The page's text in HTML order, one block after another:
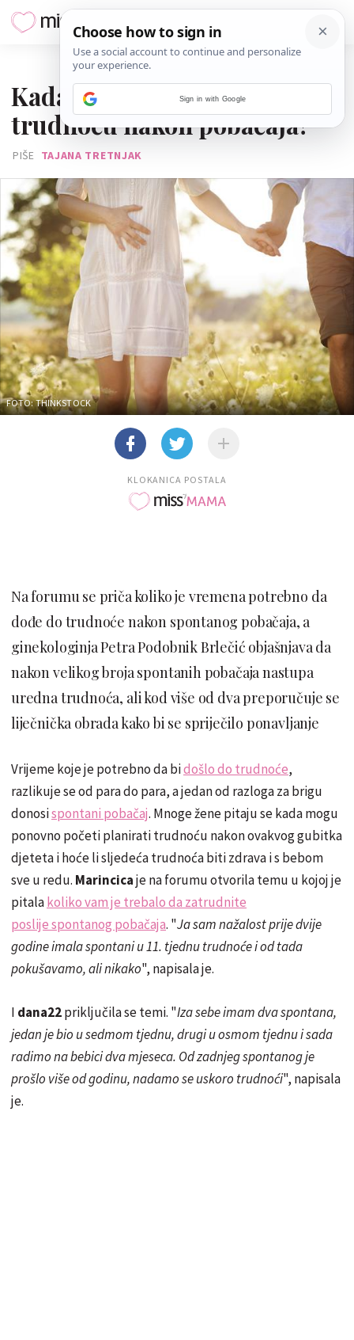
Kada je vrijeme za novu
trudnoću nakon pobačaja?
PIŠE TAJANA TRETNJAK
FOTO: THINKSTOCK
KLOKANICA POSTALA
Na forumu se priča koliko je vremena potrebno da
dođe do trudnoće nakon spontanog pobačaja, a
ginekologinja Petra Podobnik Brlečić objašnjava da
nakon velikog broja spontanih pobačaja nastupa
uredna trudnoća, ali kod više od dva preporučuje se
liječnička obrada kako bi se spriječilo ponavljanje
Vrijeme koje je potrebno da bidošlo do trudnoće,
razlikuje se od para do para, a jedan od razloga za brigu
donosispontani pobačaj. Mnoge žene pitaju se kada mogu
ponovno početi planirati trudnoću nakon ovakvog gubitka
djeteta i hoće li sljedeća trudnoća biti zdrava i s bebom
sve u redu. Marincicaje na forumu otvorila temu u kojoj je
pitalakoliko vam je trebalo da zatrudnite
poslije spontanog pobačaja. "Ja sam nažalost prije dvije
godine imala spontani u 11. tjednu trudnoće i od tada
pokušavamo, ali nikako", napisala je.
I dana22priključila se temi. "Iza sebe imam dva spontana,
jedan je bio u sedmom tjednu, drugi u osmom tjednu i sada
radimo na bebici dva mjeseca. Od zadnjeg spontanog je
prošlo više od godinu, nadamo se uskoro trudnoći", napisala
je.
Sign in with Google